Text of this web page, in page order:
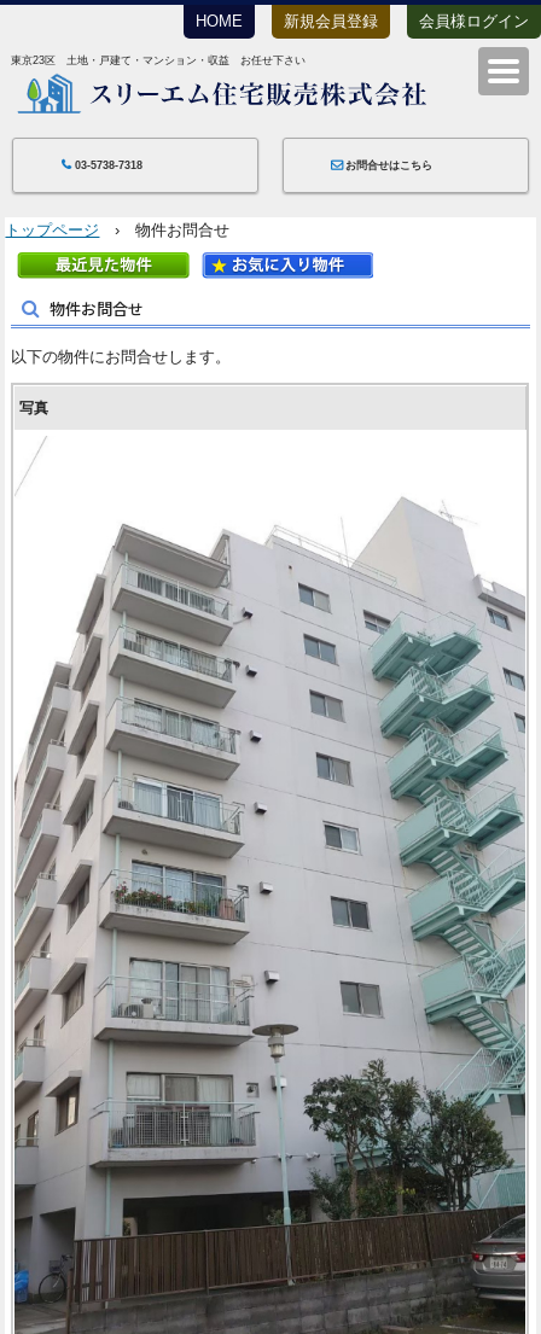
HOME 新規会員登録 会員様ログイン
東京23区 土地・戸建て・マンション・収益 お任せ下さい
03-5738-7318 お問合せはこちら
トップページ › 物件お問合せ
物件お問合せ
以下の物件にお問合せします。